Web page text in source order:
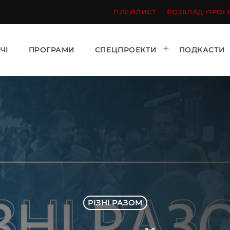
ПЛЕЙЛИСТ РОЗКЛАД
ПРОГРАМИ СПЕЦПРОЕКТИ ПОДКАСТИ
РІЗНІ РАЗОМ